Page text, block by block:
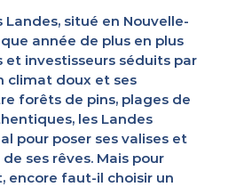
situé en Nouvelle-
année de plus en plus
investisseurs séduits par
climat doux et ses
forêts de pins, plages de
les Landes
pour poser ses valises et
ses rêves. Mais pour
encore faut-il choisir un